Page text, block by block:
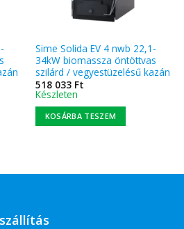
Sime Solida EV 4 nwb 22,1-
34kW biomassza öntöttvas
szilárd / vegyestüzelésű kazán
518 033 Ft
Készleten
KOSÁRBA TESZEM